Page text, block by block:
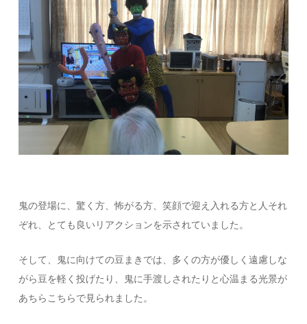
鬼の登場に、驚く方、怖がる方、笑顔で迎え入れる方と人それ
ぞれ、とても良いリアクションを示されていました。
そして、鬼に向けての豆まきでは、多くの方が優しく遠慮しな
がら豆を軽く投げたり、鬼に手渡しされたりと心温まる光景が
あちらこちらで見られました。